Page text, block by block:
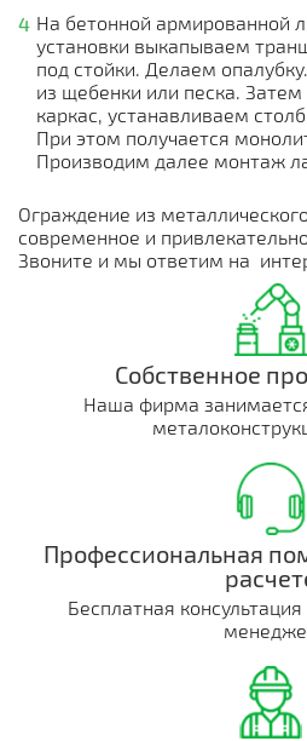
На бетонной армированной
установки выкапываем
под стойки. Делаем
из щебенки или песка.
каркас, устанавливаем
При этом получается
Производим далее монтаж
Ограждение из
современное и
Звоните и мы ответим на
Собственное
Наша фирма
Профессиональная
Бесплатная